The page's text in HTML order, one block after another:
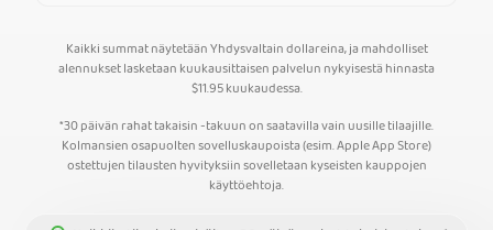
Kaikki summat näytetään Yhdysvaltain dollareina, ja mahdolliset
alennukset lasketaan kuukausittaisen palvelun nykyisestä hinnasta
$11.95kuukaudessa.
*30 päivän rahat takaisin -takuun on saatavilla vain uusille tilaajille.
Kolmansien osapuolten sovelluskaupoista (esim. Apple App Store)
ostettujen tilausten hyvityksiin sovelletaan kyseisten kauppojen
käyttöehtoja.